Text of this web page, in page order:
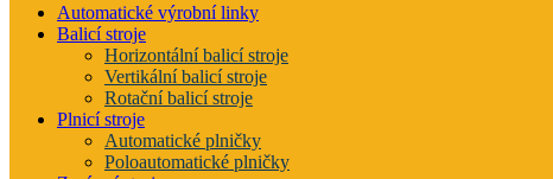
Automatické výrobní linky
Balicí stroje
Horizontální balicí stroje
Vertikální balicí stroje
Rotační balicí stroje
Plnicí stroje
Automatické plničky
Poloautomatické plničky